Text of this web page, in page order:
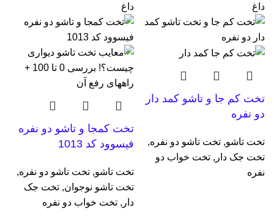
داغ
تخت کم جا و تاشو کمد دار
دو نفره
تخت تاشو, تخت تاشو دو نفره,
تخت جک دار , تخت خواب دو
نفره
داغ
تخت کمجا و تاشو دو نفره
فیسوود کد 1013
تخت تاشو, تخت تاشو دو نفره,
تخت تاشو نوجوان, تخت جک
دار , تخت خواب دو نفره